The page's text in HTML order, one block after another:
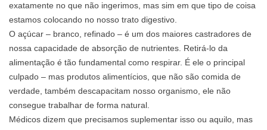
exatamente no que não ingerimos, mas sim em que tipo de coisa
estamos colocando no nosso trato digestivo.
O açúcar – branco, refinado – é um dos maiores castradores de
nossa capacidade de absorção de nutrientes. Retirá-lo da
alimentação é tão fundamental como respirar. É ele o principal
culpado – mas produtos alimentícios, que não são comida de
verdade, também descapacitam nosso organismo, ele não
consegue trabalhar de forma natural.
Médicos dizem que precisamos suplementar isso ou aquilo, mas